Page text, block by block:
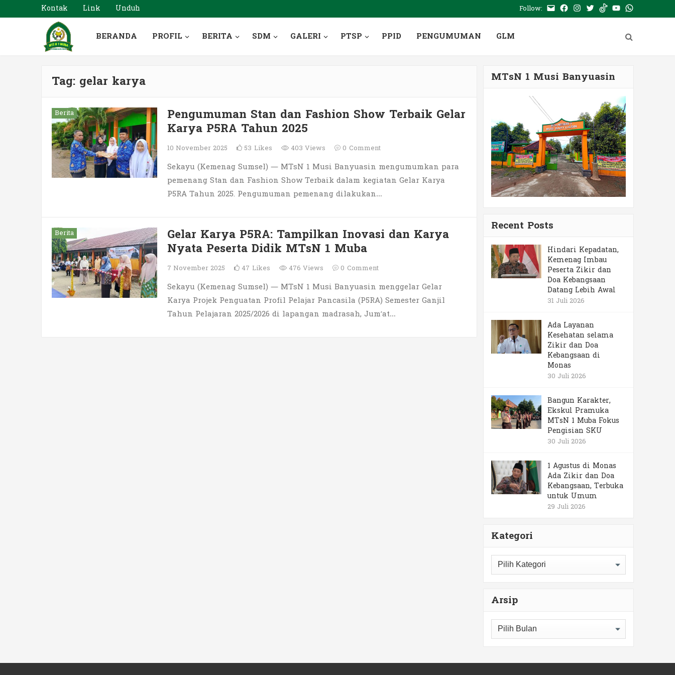
Kontak Link Unduh Follow: E- Facebook
Instagram
TwitterTiktokYoutubeWhatsApp
BERANDA PROFIL BERITA SDM GALERI PTSP PPID PENGUMUMAN GLM
Tag: gelar karya
Berita Pengumuman Stan dan Fashion Show Terbaik Gelar
Karya P5RA Tahun 2025
10 November 2025 53 Likes 403 Views 0 Comment
Sekayu (Kemenag Sumsel) — MTsN 1 Musi Banyuasin mengumumkan para
pemenang Stan dan Fashion Show Terbaik dalam kegiatan Gelar Karya
P5RA Tahun 2025. Pengumuman pemenang dilakukan…
Berita Gelar Karya P5RA: Tampilkan Inovasi dan Karya
Nyata Peserta Didik MTsN 1 Muba
7 November 2025 47 Likes 476 Views 0 Comment
Sekayu (Kemenag Sumsel) — MTsN 1 Musi Banyuasin menggelar Gelar
Karya Projek Penguatan Profil Pelajar Pancasila (P5RA) Semester Ganjil
Tahun Pelajaran 2025/2026 di lapangan madrasah, Jum’at…
MTsN 1 Musi Banyuasin
Recent Posts
Hindari Kepadatan,
Kemenag Imbau
Peserta Zikir dan
Doa Kebangsaan
Datang Lebih Awal
31 Juli 2026
Ada Layanan
Kesehatan selama
Zikir dan Doa
Kebangsaan di
Monas
30 Juli 2026
Bangun Karakter,
Ekskul Pramuka
MTsN 1 Muba Fokus
Pengisian SKU
30 Juli 2026
1 Agustus di Monas
Ada Zikir dan Doa
Kebangsaan, Terbuka
untuk Umum
29 Juli 2026
Kategori
Kategori
Arsip
Arsip